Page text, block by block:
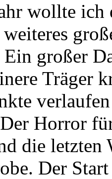
wollte ich
großer
Träger
Horror
die letzten
Der